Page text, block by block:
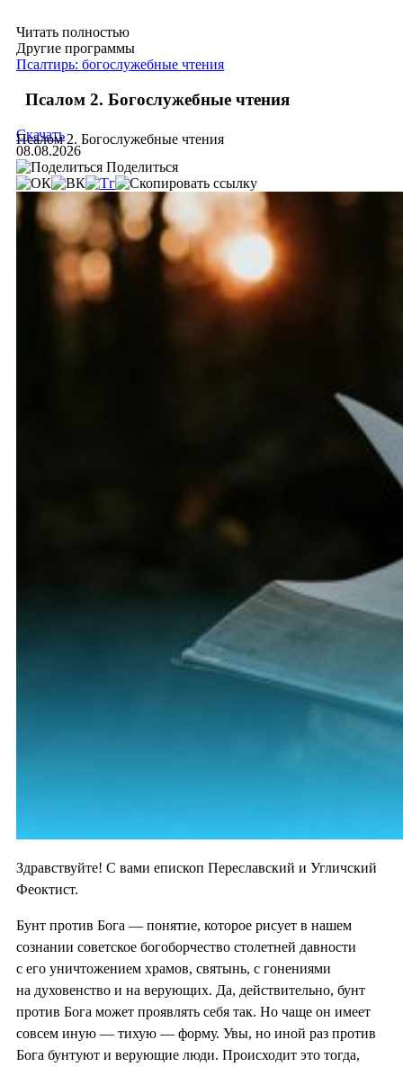
Читать полностью
Другие программы
Псалтирь: богослужебные чтения
Псалом 2. Богослужебные чтения
Псалом 2. Богослужебные чтения
Скачать
08.08.2026
Поделиться
Здравствуйте! С вами епископ Переславский и Угличский
Феоктист.
Бунт против Бога — понятие, которое рисует в нашем
сознании советское богоборчество столетней давности
с его уничтожением храмов, святынь, с гонениями
на духовенство и на верующих. Да, действительно, бунт
против Бога может проявлять себя так. Но чаще он имеет
совсем иную — тихую — форму. Увы, но иной раз против
Бога бунтуют и верующие люди. Происходит это тогда,